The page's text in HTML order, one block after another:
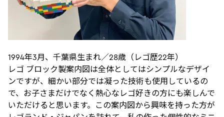
1994年3月、千葉県生まれ／28歳（レゴ歴22年）
レゴ ブロック製案内図は全体としてはシンプルなデザイ
ンですが、細かい部分では凝った技術も使用しているの
で、お子さまだけでなく熱心なレゴ好きの方にも楽しんで
いただけると思います。この案内図から興味を持った方が